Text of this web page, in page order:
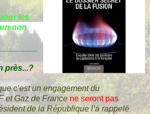
les
non
près...?
c’est un engagement du
et Gaz de Francene seront pas
de la République l’a rappelé